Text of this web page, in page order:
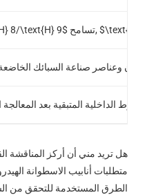
8/\text{H} 9$ تسامح,$\text{Ra}
هل تريد مني أن أركز المناقشة
الطرق المستخدمة للتحقق من